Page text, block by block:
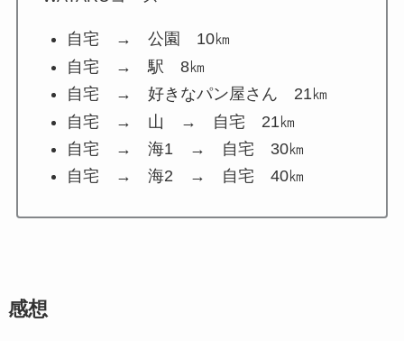
自宅 → 公園 10㎞
自宅 → 駅 8㎞
自宅 → 好きなパン屋さん 21㎞
自宅 → 山 → 自宅 21㎞
自宅 → 海1 → 自宅 30㎞
自宅 → 海2 → 自宅 40㎞
感想